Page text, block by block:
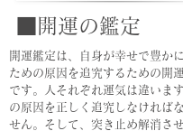
■開運の鑑定
開運鑑定は、自身が幸せで豊か
ための原因を追究するための開
です。人それぞれ運気は違いま
の原因を正しく追究しなければ
せん。そして、突き止め解消さ